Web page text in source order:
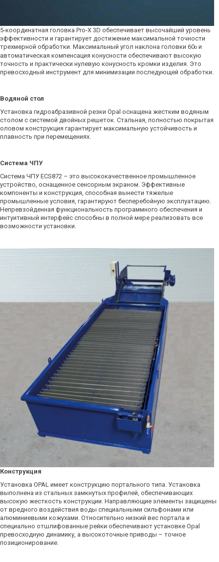
5-координатная головка Pro-X 3D обеспечивает высочайший уровень
эффективности и гарантирует достижение максимальной точности
трехмерной обработки. Максимальный угол наклона головки 60o и
автоматическая компенсация конусности обеспечивают высокую
точность и практически нулевую конусность кромки изделия. Это
превосходный инструмент для минимизации последующей обработки.
Водяной стол
Установка гидроабразивной резки Opal оснащена жестким водяным
столом с системой двойных решеток. Стальная, полностью покрытая
оловом конструкция гарантирует максимальную устойчивость и
плавность при перемещениях.
Система ЧПУ
Система ЧПУ ECS872 – это высококачественное промышленное
устройство, оснащенное сенсорным экраном. Эффективные
компоненты и конструкция, способная вынести тяжелые
промышленные условия, гарантируют бесперебойную эксплуатацию.
Непревзойденная функциональность программного обеспечения и
интуитивный интерфейс способны в полной мере реализовать все
возможности установки.
Конструкция
Установка OPAL имеет конструкцию портального типа. Установка
выполнена из стальных замкнутых профилей, обеспечивающих
высокую жесткость конструкции. Направляющие элементы защищены
от вредного воздействия воды специальными сильфонами или
алюминиевыми кожухами. Относительно низкий вес портала и
специально отшлифованные рейки обеспечивают установке Opal
превосходную динамику, а высокоточные приводы – точное
позиционирование.